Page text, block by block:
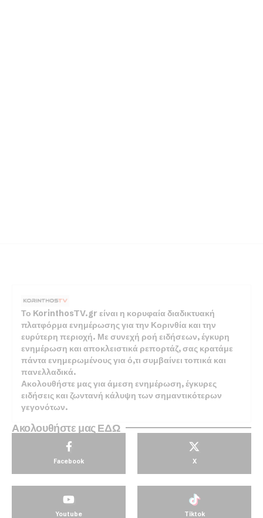
Το KorinthosTV.gr είναι η κορυφαία διαδικτυακή
πλατφόρμα ενημέρωσης για την Κορινθία και την
ευρύτερη περιοχή. Με συνεχή ροή ειδήσεων, έγκυρη
ενημέρωση και αποκλειστικά ρεπορτάζ, σας κρατάμε
πάντα ενημερωμένους για ό,τι συμβαίνει τοπικά και
πανελλαδικά.
Ακολουθήστε μας για άμεση ενημέρωση, έγκυρες
ειδήσεις και ζωντανή κάλυψη των σημαντικότερων
γεγονότων.
Ακολουθήστε μας ΕΔΩ
Facebook X
Youtube Tiktok